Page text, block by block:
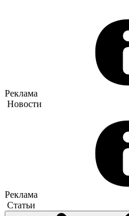
Реклама
Новости
Реклама
Статьи